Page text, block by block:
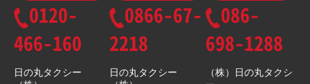
0120-
466-160
日の丸タクシー
0866-67-
2218
日の丸タクシー
086-
698-1288
（株）日の丸タクシ